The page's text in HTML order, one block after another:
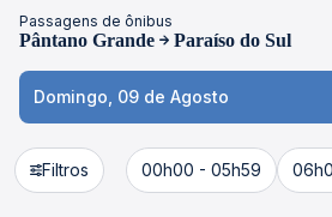
Passagens de ônibus
Pântano Grande Paraíso do Sul
Domingo, 09 de Agosto
Filtros 00h00 - 05h59